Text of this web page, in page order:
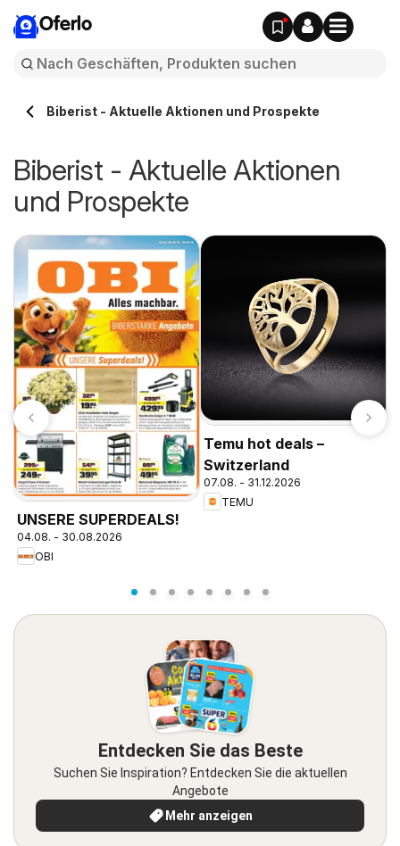
Oferlo
Biberist - Aktuelle Aktionen und Prospekte
Biberist - Aktuelle Aktionen
und Prospekte
UNSERE SUPERDEALS!
04.08. - 30.08.2026
OBI
Temu hot deals –
Switzerland
07.08. - 31.12.2026
TEMU
Entdecken Sie das Beste
Suchen Sie Inspiration? Entdecken Sie die aktuellen
Angebote
Mehr anzeigen